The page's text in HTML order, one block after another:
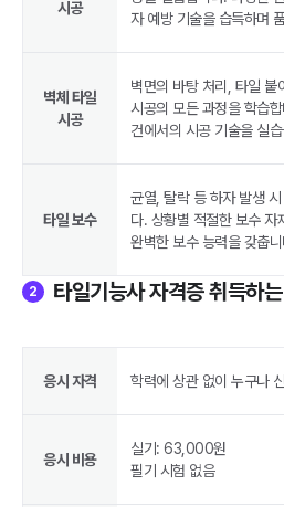
시공
자 예방 기술을 습득하며
벽체 타일
시공
벽면의 바탕 처리, 타일 붙
시공의 모든 과정을 학습
건에서의 시공 기술을 실
타일 보수
균열, 탈락 등 하자 발생
다. 상황별 적절한 보수 자
완벽한 보수 능력을 갖춥
2 타일기능사 자격증 취득하
응시 자격 학력에 상관 없이 누구나
응시 비용
실기: 63,000원